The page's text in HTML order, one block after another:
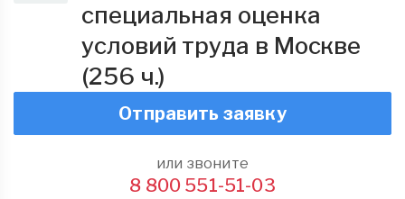
специальная оценка
условий труда в Москве
(256 ч.)
Отправить заявку
или звоните
8 800 551-51-03